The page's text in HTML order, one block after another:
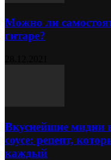
Можно ли
гитаре?
Вкуснейшие мидии
соусе: рецепт,
каждый